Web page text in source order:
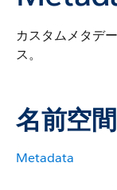
カスタムメタデ
ス。
名前空間
Metadata